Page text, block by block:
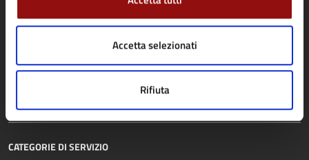
Accetta selezionati
Rifiuta
Enti e fondazioni
Personale amministrativo
CATEGORIE DI SERVIZIO